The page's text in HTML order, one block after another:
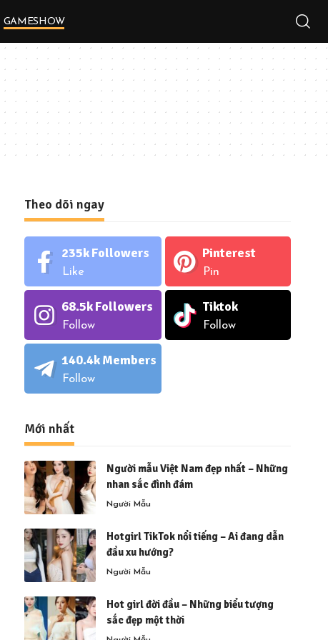
GAMESHOW
Theo dõi ngay
235kFollowers
Like
Pinterest
Pin
68.5kFollowers
Follow
Tiktok
Follow
140.4kMembers
Follow
Mới nhất
Người mẫu Việt Nam đẹp nhất – Những
nhan sắc đình đám
Người Mẫu
Hotgirl TikTok nổi tiếng – Ai đang dẫn
đầu xu hướng?
Người Mẫu
Hot girl đời đầu – Những biểu tượng
sắc đẹp một thời